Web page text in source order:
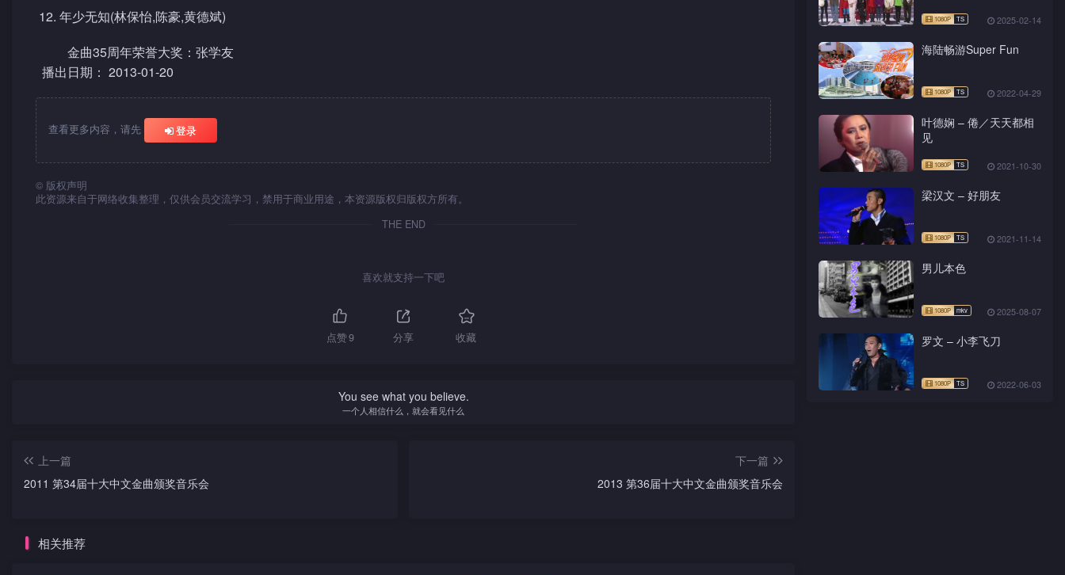
年少无知(林保怡,陈豪,黄德斌)
金曲35周年荣誉大奖：张学友
播出日期： 2013-01-20
查看更多内容，请先 登录
© 版权声明
此资源来自于网络收集整理，仅供会员交流学习，禁用于商业用途，本资源版权归版权方所有。
THE END
喜欢就支持一下吧
点赞9 分享 收藏
You see what you believe.
一个人相信什么，就会看见什么
上一篇
2011 第34届十大中文金曲颁奖音乐会
下一篇
2013 第36届十大中文金曲颁奖音乐会
相关推荐
2025-02-14
海陆畅游Super Fun
2022-04-29
叶德娴 – 倦／天天都相
见
2021-10-30
梁汉文 – 好朋友
2021-11-14
男儿本色
2025-08-07
罗文 – 小李飞刀
2022-06-03